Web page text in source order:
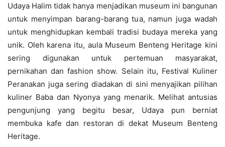
Udaya Halim tidak hanya menjadikan museum ini bangunan
untuk menyimpan barang-barang tua, namun juga wadah
untuk menghidupkan kembali tradisi budaya mereka yang
unik. Oleh karena itu, aula Museum Benteng Heritage kini
sering digunakan untuk pertemuan masyarakat,
pernikahan dan fashion show. Selain itu, Festival Kuliner
Peranakan juga sering diadakan di sini menyajikan pilihan
kuliner Baba dan Nyonya yang menarik. Melihat antusias
pengunjung yang begitu besar, Udaya pun berniat
membuka kafe dan restoran di dekat Museum Benteng
Heritage.